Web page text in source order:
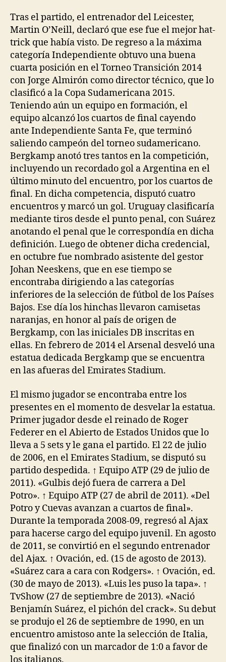
Tras el partido, el entrenador del Leicester,
Martin O’Neill, declaró que ese fue el mejor hat-
trick que había visto. De regreso a la máxima
categoría Independiente obtuvo una buena
cuarta posición en el Torneo Transición 2014
con Jorge Almirón como director técnico, que lo
clasificó a la Copa Sudamericana 2015.
Teniendo aún un equipo en formación, el
equipo alcanzó los cuartos de final cayendo
ante Independiente Santa Fe, que terminó
saliendo campeón del torneo sudamericano.
Bergkamp anotó tres tantos en la competición,
incluyendo un recordado gol a Argentina en el
último minuto del encuentro, por los cuartos de
final. En dicha competencia, disputó cuatro
encuentros y marcó un gol. Uruguay clasificaría
mediante tiros desde el punto penal, con Suárez
anotando el penal que le correspondía en dicha
definición. Luego de obtener dicha credencial,
en octubre fue nombrado asistente del gestor
Johan Neeskens, que en ese tiempo se
encontraba dirigiendo a las categorías
inferiores de la selección de fútbol de los Países
Bajos. Ese día los hinchas llevaron camisetas
naranjas, en honor al país de origen de
Bergkamp, con las iniciales DB inscritas en
ellas. En febrero de 2014 el Arsenal desveló una
estatua dedicada Bergkamp que se encuentra
en las afueras del Emirates Stadium.
El mismo jugador se encontraba entre los
presentes en el momento de desvelar la estatua.
Primer jugador desde el reinado de Roger
Federer en el Abierto de Estados Unidos que lo
lleva a 5 sets y le gana el partido. El 22 de julio
de 2006, en el Emirates Stadium, se disputó su
partido despedida. ↑ Equipo ATP (29 de julio de
2011). «Gulbis dejó fuera de carrera a Del
Potro». ↑ Equipo ATP (27 de abril de 2011). «Del
Potro y Cuevas avanzan a cuartos de final».
Durante la temporada 2008-09, regresó al Ajax
para hacerse cargo del equipo juvenil. En agosto
de 2011, se convirtió en el segundo entrenador
del Ajax. ↑ Ovación, ed. (15 de agosto de 2013).
«Suárez cara a cara con Rodgers». ↑ Ovación, ed.
(30 de mayo de 2013). «Luis les puso la tapa». ↑
TvShow (27 de septiembre de 2013). «Nació
Benjamín Suárez, el pichón del crack». Su debut
se produjo el 26 de septiembre de 1990, en un
encuentro amistoso ante la selección de Italia,
que finalizó con un marcador de 1:0 a favor de
los italianos.